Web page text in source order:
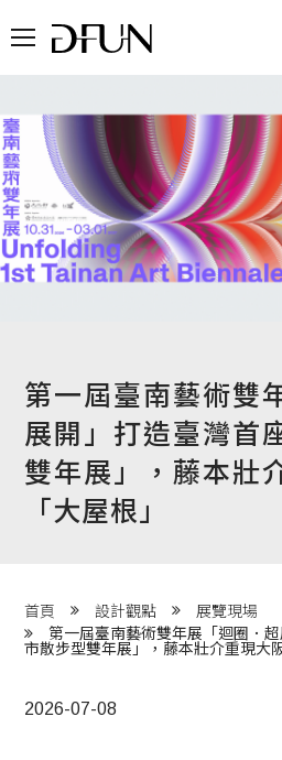
劃
點
察
案
場
選品
們 About DFUN
藏 Cover Archives
團 Square Rich
第一屆臺南藝術雙
展開」打造臺灣首
雙年展」，藤本壯
「大屋根」
首頁 設計觀點
展覽現場
第一屆臺南藝術雙年展「迴圈．
市散步型雙年展」，藤本壯介重現大
2026-07-08